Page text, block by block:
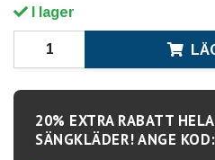
I lager
20% EXTRA RABATT
SÄNGKLÄDER! ANGE